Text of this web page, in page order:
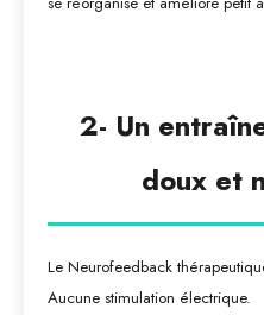
2- Un
doux et
Le Neurofeedback
Aucune stimulation électrique.